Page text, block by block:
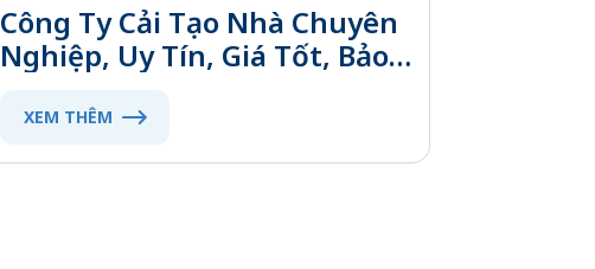
Công Ty Cải Tạo Nhà Chuyên
Nghiệp, Uy Tín, Giá Tốt, Bảo
XEM THÊM